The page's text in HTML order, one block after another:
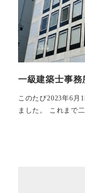
一級建築士事
このたび2023年6月
ました。 これまで